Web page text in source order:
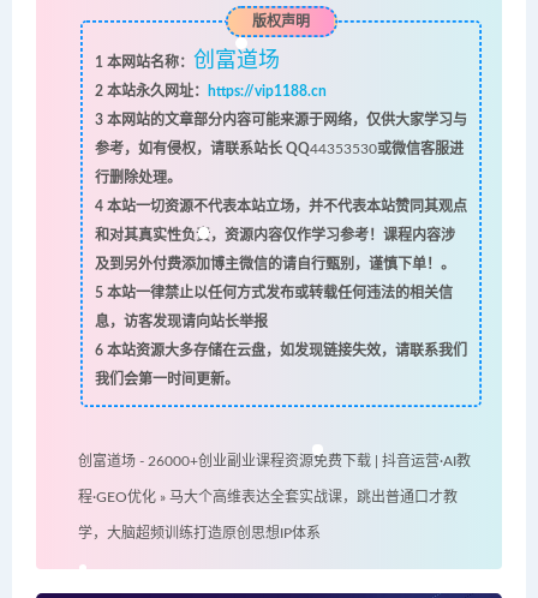
版权声明
1 本网站名称： 创富道场
2本站永久网址：
https://vip1188.cn
3本网站的文章部分内容可能来源于网络，仅供大家学习与
参考，如有侵权，请联系站长 QQ44353530或微信客服进
行删除处理。
4本站一切资源不代表本站立场，并不代表本站赞同其观点
和对其真实性负责，资源内容仅作学习参考！课程内容涉
及到另外付费添加博主微信的请自行甄别，谨慎下单！。
5本站一律禁止以任何方式发布或转载任何违法的相关信
息，访客发现请向站长举报
6本站资源大多存储在云盘，如发现链接失效，请联系我们
我们会第一时间更新。
创富道场 - 26000+创业副业课程资源免费下载 | 抖音运营·AI教
程·GEO优化 » 马大个高维表达全套实战课，跳出普通口才教
学，大脑超频训练打造原创思想IP体系